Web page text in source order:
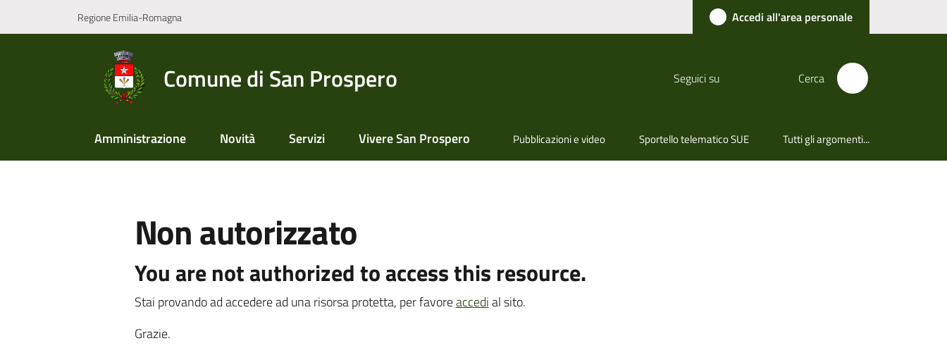
Regione Emilia-Romagna Accedi all'area personale
Comune di San Prospero Seguici su Cerca
Amministrazione Novità Servizi Vivere San Prospero Pubblicazioni e video Sportello telematico SUE Tutti gli argomenti...
Non autorizzato
You are not authorized to access this resource.
Stai provando ad accedere ad una risorsa protetta, per favoreaccedial sito.
Grazie.